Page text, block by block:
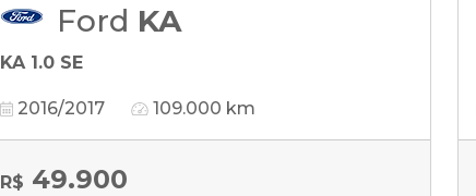
Ford KA
KA 1.0 SE
2016/2017 109.000 km
R$ 49.900